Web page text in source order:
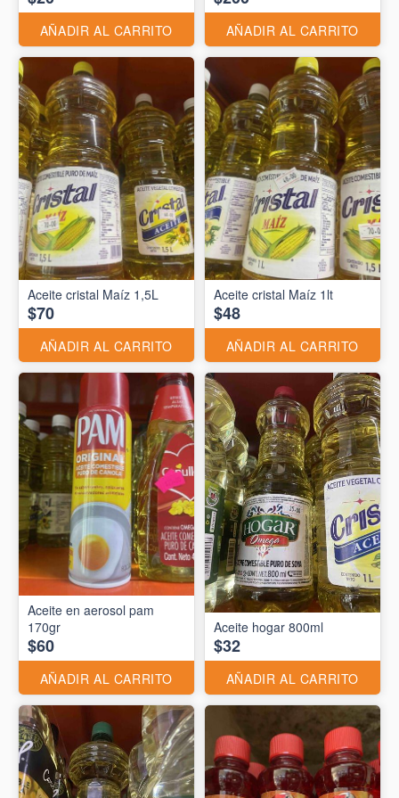
AÑADIR AL CARRITO AÑADIR AL CARRITO
Aceite cristal Maíz 1,5L
$70
AÑADIR AL CARRITO
Aceite cristal Maíz 1lt
$48
AÑADIR AL CARRITO
Aceite en aerosol pam
170gr
$60
AÑADIR AL CARRITO
Aceite hogar 800ml
$32
AÑADIR AL CARRITO